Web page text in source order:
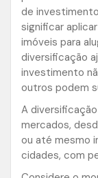
de
significar
imóveis para
diversificação
investimento
outros podem
A
mercados,
ou até mesmo
cidades, com